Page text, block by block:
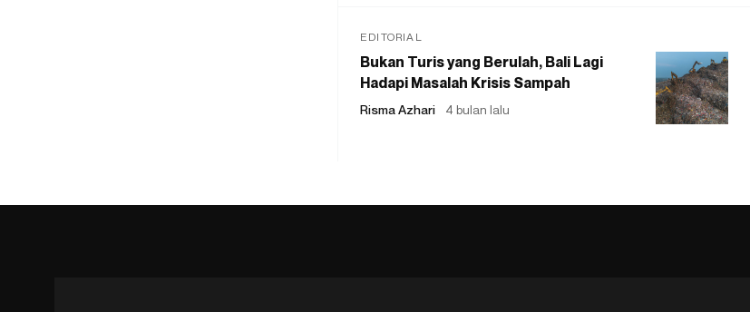
EDITORIAL
Bukan Turis yang Berulah, Bali Lagi
Hadapi Masalah Krisis Sampah
Risma Azhari 4 bulan lalu